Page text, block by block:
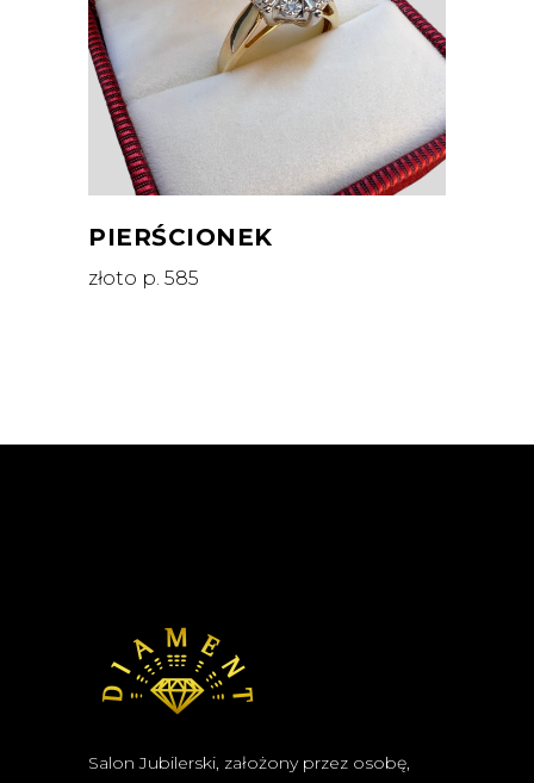
PIERŚCIONEK
złoto p. 585
Salon Jubilerski, założony przez osobę,